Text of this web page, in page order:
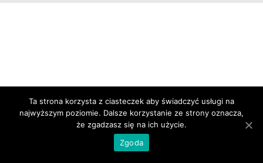
Ta strona korzysta z ciasteczek aby świadczyć usługi na
najwyższym poziomie. Dalsze korzystanie ze strony oznacza,
że zgadzasz się na ich użycie.
Zgoda